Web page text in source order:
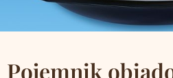
Pojemnik